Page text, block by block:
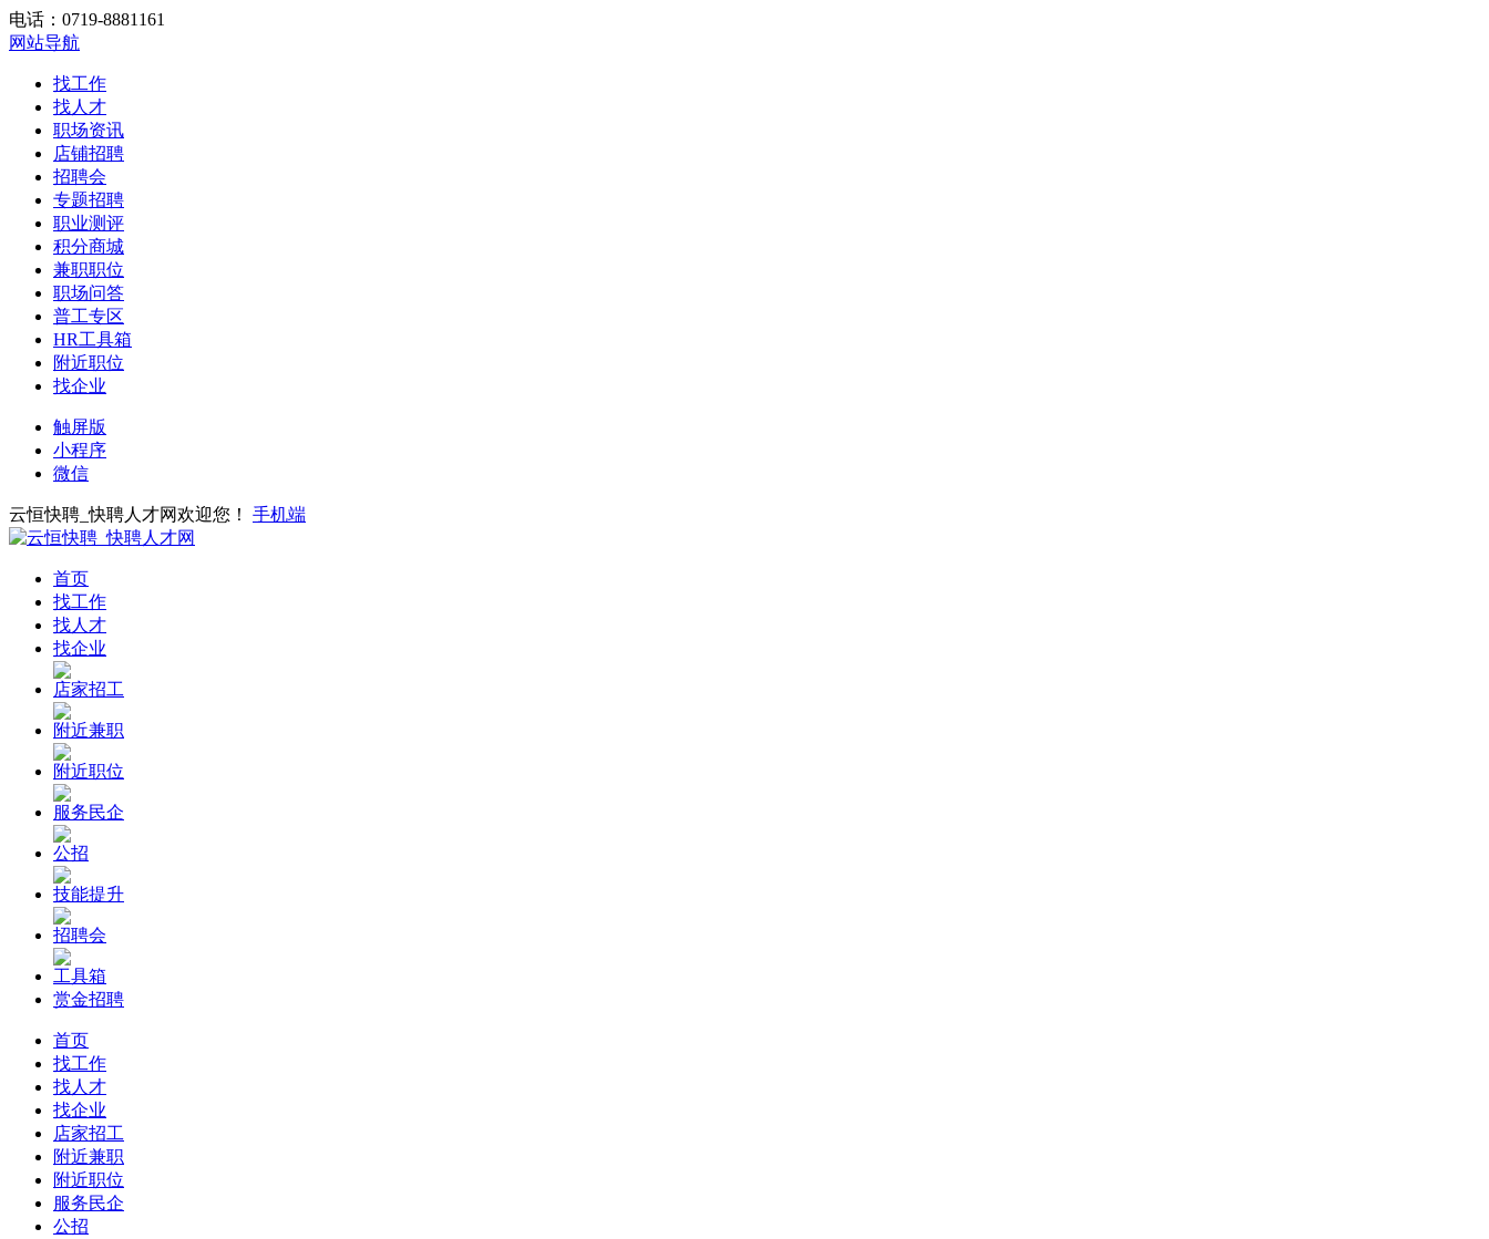
电话：0719-8881161
网站导航
找工作
找人才
职场资讯
店铺招聘
招聘会
专题招聘
职业测评
积分商城
兼职职位
职场问答
普工专区
HR工具箱
附近职位
找企业
触屏版
小程序
微信
云恒快聘_快聘人才网欢迎您！ 手机端
首页
找工作
找人才
找企业
店家招工
附近兼职
附近职位
服务民企
公招
技能提升
招聘会
工具箱
赏金招聘
首页
找工作
找人才
找企业
店家招工
附近兼职
附近职位
服务民企
公招